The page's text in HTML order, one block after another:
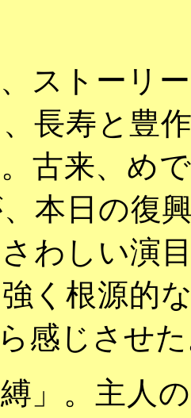
ストーリ
長寿と豊
古来、め
本日の復
わしい演
く根源的
感じさせ
」。主人